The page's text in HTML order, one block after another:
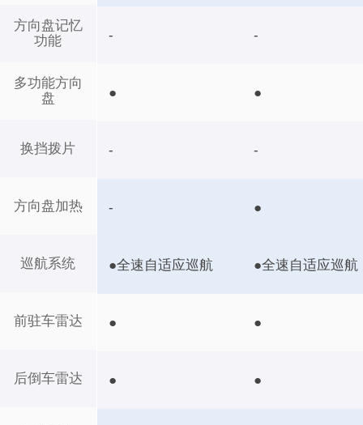
方向盘记忆
功能
多功能方向
盘
换挡拨片
方向盘加热
巡航系统
前驻车雷达
后倒车雷达
- -
● ●
- -
- ●
●全速自适应巡航 ●全速自适应巡航
● ●
● ●